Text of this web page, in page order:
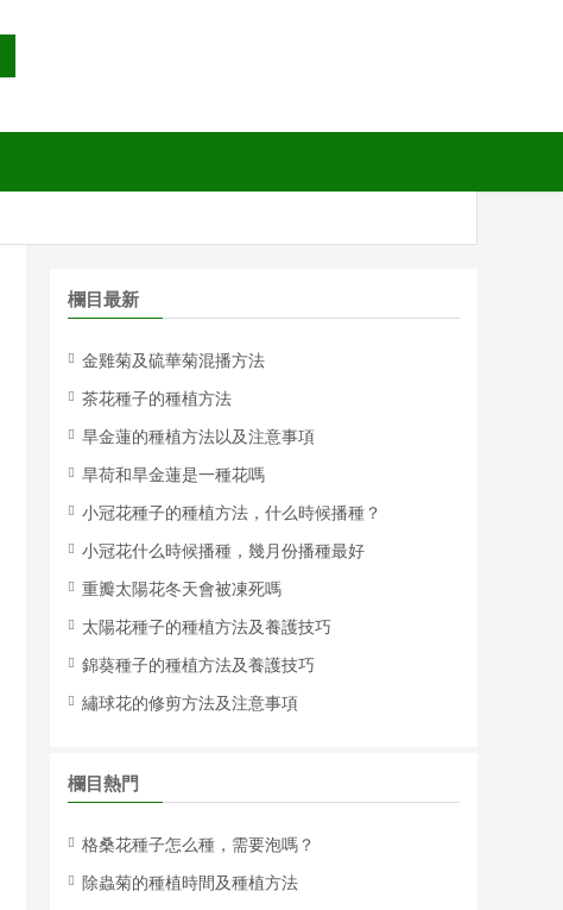
欄目最新
金雞菊及硫華菊混播方法
茶花種子的種植方法
旱金蓮的種植方法以及注意事項
旱荷和旱金蓮是一種花嗎
小冠花種子的種植方法，什么時候播種？
小冠花什么時候播種，幾月份播種最好
重瓣太陽花冬天會被凍死嗎
太陽花種子的種植方法及養護技巧
錦葵種子的種植方法及養護技巧
繡球花的修剪方法及注意事項
欄目熱門
格桑花種子怎么種，需要泡嗎？
除蟲菊的種植時間及種植方法